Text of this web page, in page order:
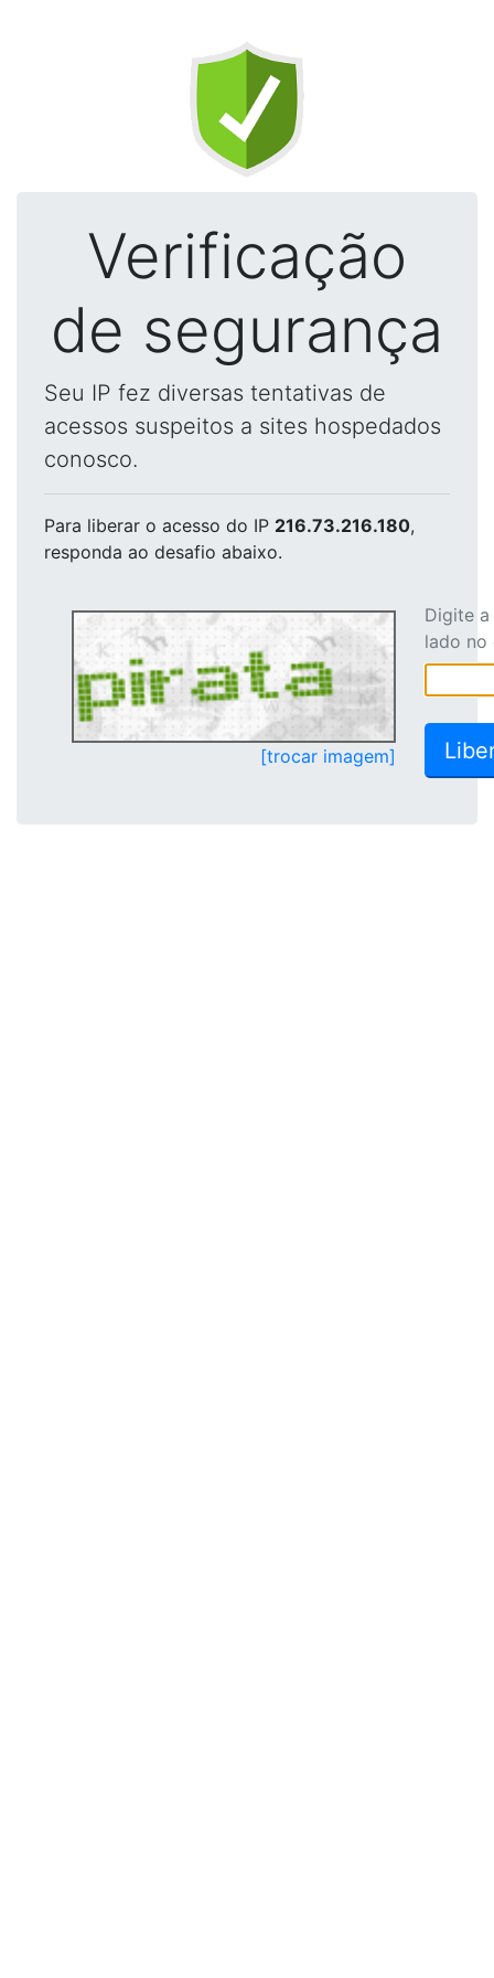
Verificação
de segurança
Seu IP fez diversas tentativas de
acessos suspeitos a sites hospedados
conosco.
Para liberar o acesso do IP 216.73.216.180,
responda ao desafio abaixo.
[trocar imagem]
Digite
lado no